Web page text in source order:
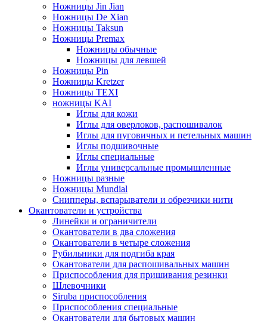
Ножницы Jin Jian
Ножницы De Xian
Ножницы Taksun
Ножницы Premax
Ножницы обычные
Ножницы для левшей
Ножницы Pin
Ножницы Kretzer
Ножницы TEXI
ножницы KAI
Иглы для кожи
Иглы для оверлоков, распошивалок
Иглы для пуговичных и петельных машин
Иглы подшивочные
Иглы специальные
Иглы универсальные промышленные
Ножницы разные
Ножницы Mundial
Снипперы, вспарыватели и обрезчики нити
Окантователи и устройства
Линейки и ограничители
Окантователи в два сложения
Окантователи в четыре сложения
Рубильники для подгиба края
Окантователи для распошивальных машин
Приспособления для пришивания резинки
Шлевочники
Siruba приспособления
Приспособления специальные
Окантователи для бытовых машин